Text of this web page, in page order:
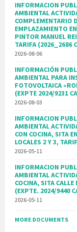
INFORMACION
AMBIENTAL
COMPLEMENTARIO
EMPLAZAMIENTO
PINTOR MANUEL
TARIFA (2026_2686
2026-08-06
INFORMACIÓN
AMBIENTAL PARA
FOTOVOLTAICA
(EXPTE 2024/9231
2026-08-03
INFORMACION
AMBIENTAL
CON COCINA, SITA
LOCALES 2 Y 3,
2026-05-11
INFORMACION
AMBIENTAL
COCINA, SITA
(EXPTE. 2024/9440
2026-05-11
MORE DOCUMENTS